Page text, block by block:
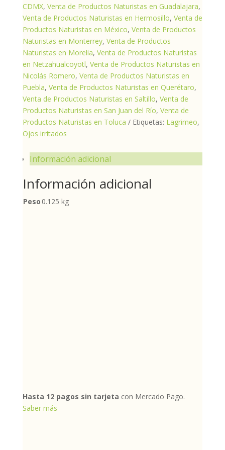
CDMX, Venta de Productos Naturistas en Guadalajara,
Venta de Productos Naturistas en Hermosillo, Venta de
Productos Naturistas en México, Venta de Productos
Naturistas en Monterrey, Venta de Productos
Naturistas en Morelia, Venta de Productos Naturistas
en Netzahualcoyotl, Venta de Productos Naturistas en
Nicolás Romero, Venta de Productos Naturistas en
Puebla, Venta de Productos Naturistas en Querétaro,
Venta de Productos Naturistas en Saltillo, Venta de
Productos Naturistas en San Juan del Río, Venta de
Productos Naturistas en Toluca
Etiquetas: Lagrimeo,
Ojos irritados
Información adicional
Información adicional
Peso 0.125 kg
Hasta 12 pagos sin tarjeta con Mercado Pago.
Saber más